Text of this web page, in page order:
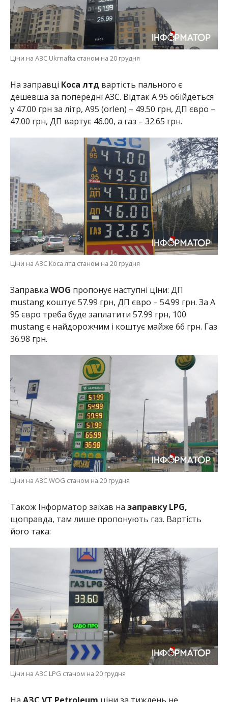
Ціни на АЗС Ukrnafta станом на 20 грудня
На заправці Коса лтд вартість пального є
дешевша за попередні АЗС. Відтак А 95 обійдеться
у 47.00 грн за літр, А95 (orlen) – 49.50 грн, ДП євро –
47.00 грн, ДП вартує 46.00, а газ – 32.65 грн.
Ціни на АЗС Коса лтд станом на 20 грудня
Заправка WOG пропонує наступні ціни: ДП
mustang коштує 57.99 грн, ДП євро – 54.99 грн. За А
95 євро треба буде заплатити 57.99 грн, 100
mustang є найдорожчим і коштує майже 66 грн. Газ
36.98 грн.
Ціни на АЗС WOG станом на 20 грудня
Також Інформатор заїхав на заправку LPG,
щоправда, там лише пропонують газ. Вартість
його така:
Ціни на АЗС LPG станом на 20 грудня